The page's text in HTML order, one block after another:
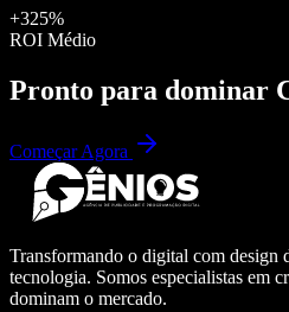
+325%
ROI Médio
Pronto para dominar
Começar Agora
Transformando o digital com design
tecnologia. Somos especialistas em
dominam o mercado.